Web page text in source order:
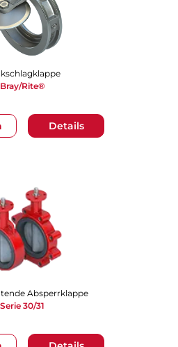
Details
Bray/Rite®
Absperrklappe
Serie 30/31